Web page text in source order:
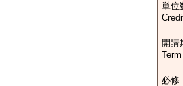
単位
開講
必修